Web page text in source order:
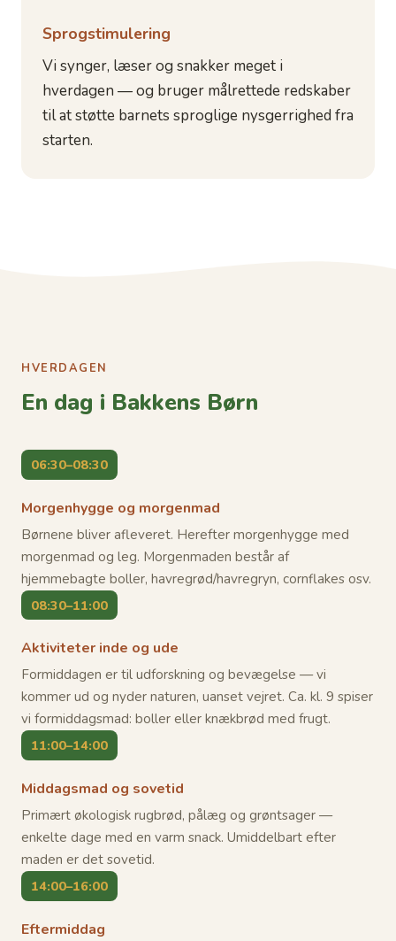
Sprogstimulering
Vi synger, læser og snakker meget i
hverdagen — og bruger målrettede redskaber
til at støtte barnets sproglige nysgerrighed fra
starten.
HVERDAGEN
En dag i Bakkens Børn
06:30–08:30
Morgenhygge og morgenmad
Børnene bliver afleveret. Herefter morgenhygge med
morgenmad og leg. Morgenmaden består af
hjemmebagte boller, havregrød/havregryn, cornflakes osv.
08:30–11:00
Aktiviteter inde og ude
Formiddagen er til udforskning og bevægelse — vi
kommer ud og nyder naturen, uanset vejret. Ca. kl. 9 spiser
vi formiddagsmad: boller eller knækbrød med frugt.
11:00–14:00
Middagsmad og sovetid
Primært økologisk rugbrød, pålæg og grøntsager —
enkelte dage med en varm snack. Umiddelbart efter
maden er det sovetid.
14:00–16:00
Eftermiddag